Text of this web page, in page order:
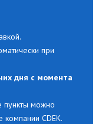
при
дня с момента
пункты можно
компании CDEK.